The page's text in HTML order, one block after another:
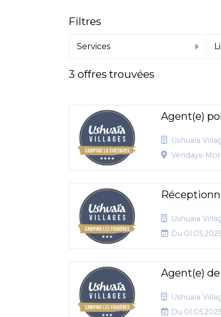
Filtres
Services
3 offres trouvées
Agent(e)
Ushuaïa
Vendays-
Ushuaïa
Du
Agent(e)
Ushuaïa
Du